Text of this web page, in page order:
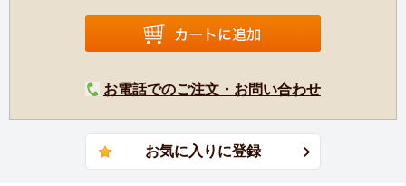
お電話でのご注文・お問い合わせ